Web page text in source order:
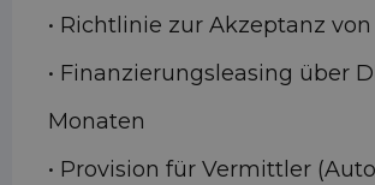
• Richtlinie zur Akzeptanz
• Finanzierungsleasing über
Monaten
• Provision für Vermittler